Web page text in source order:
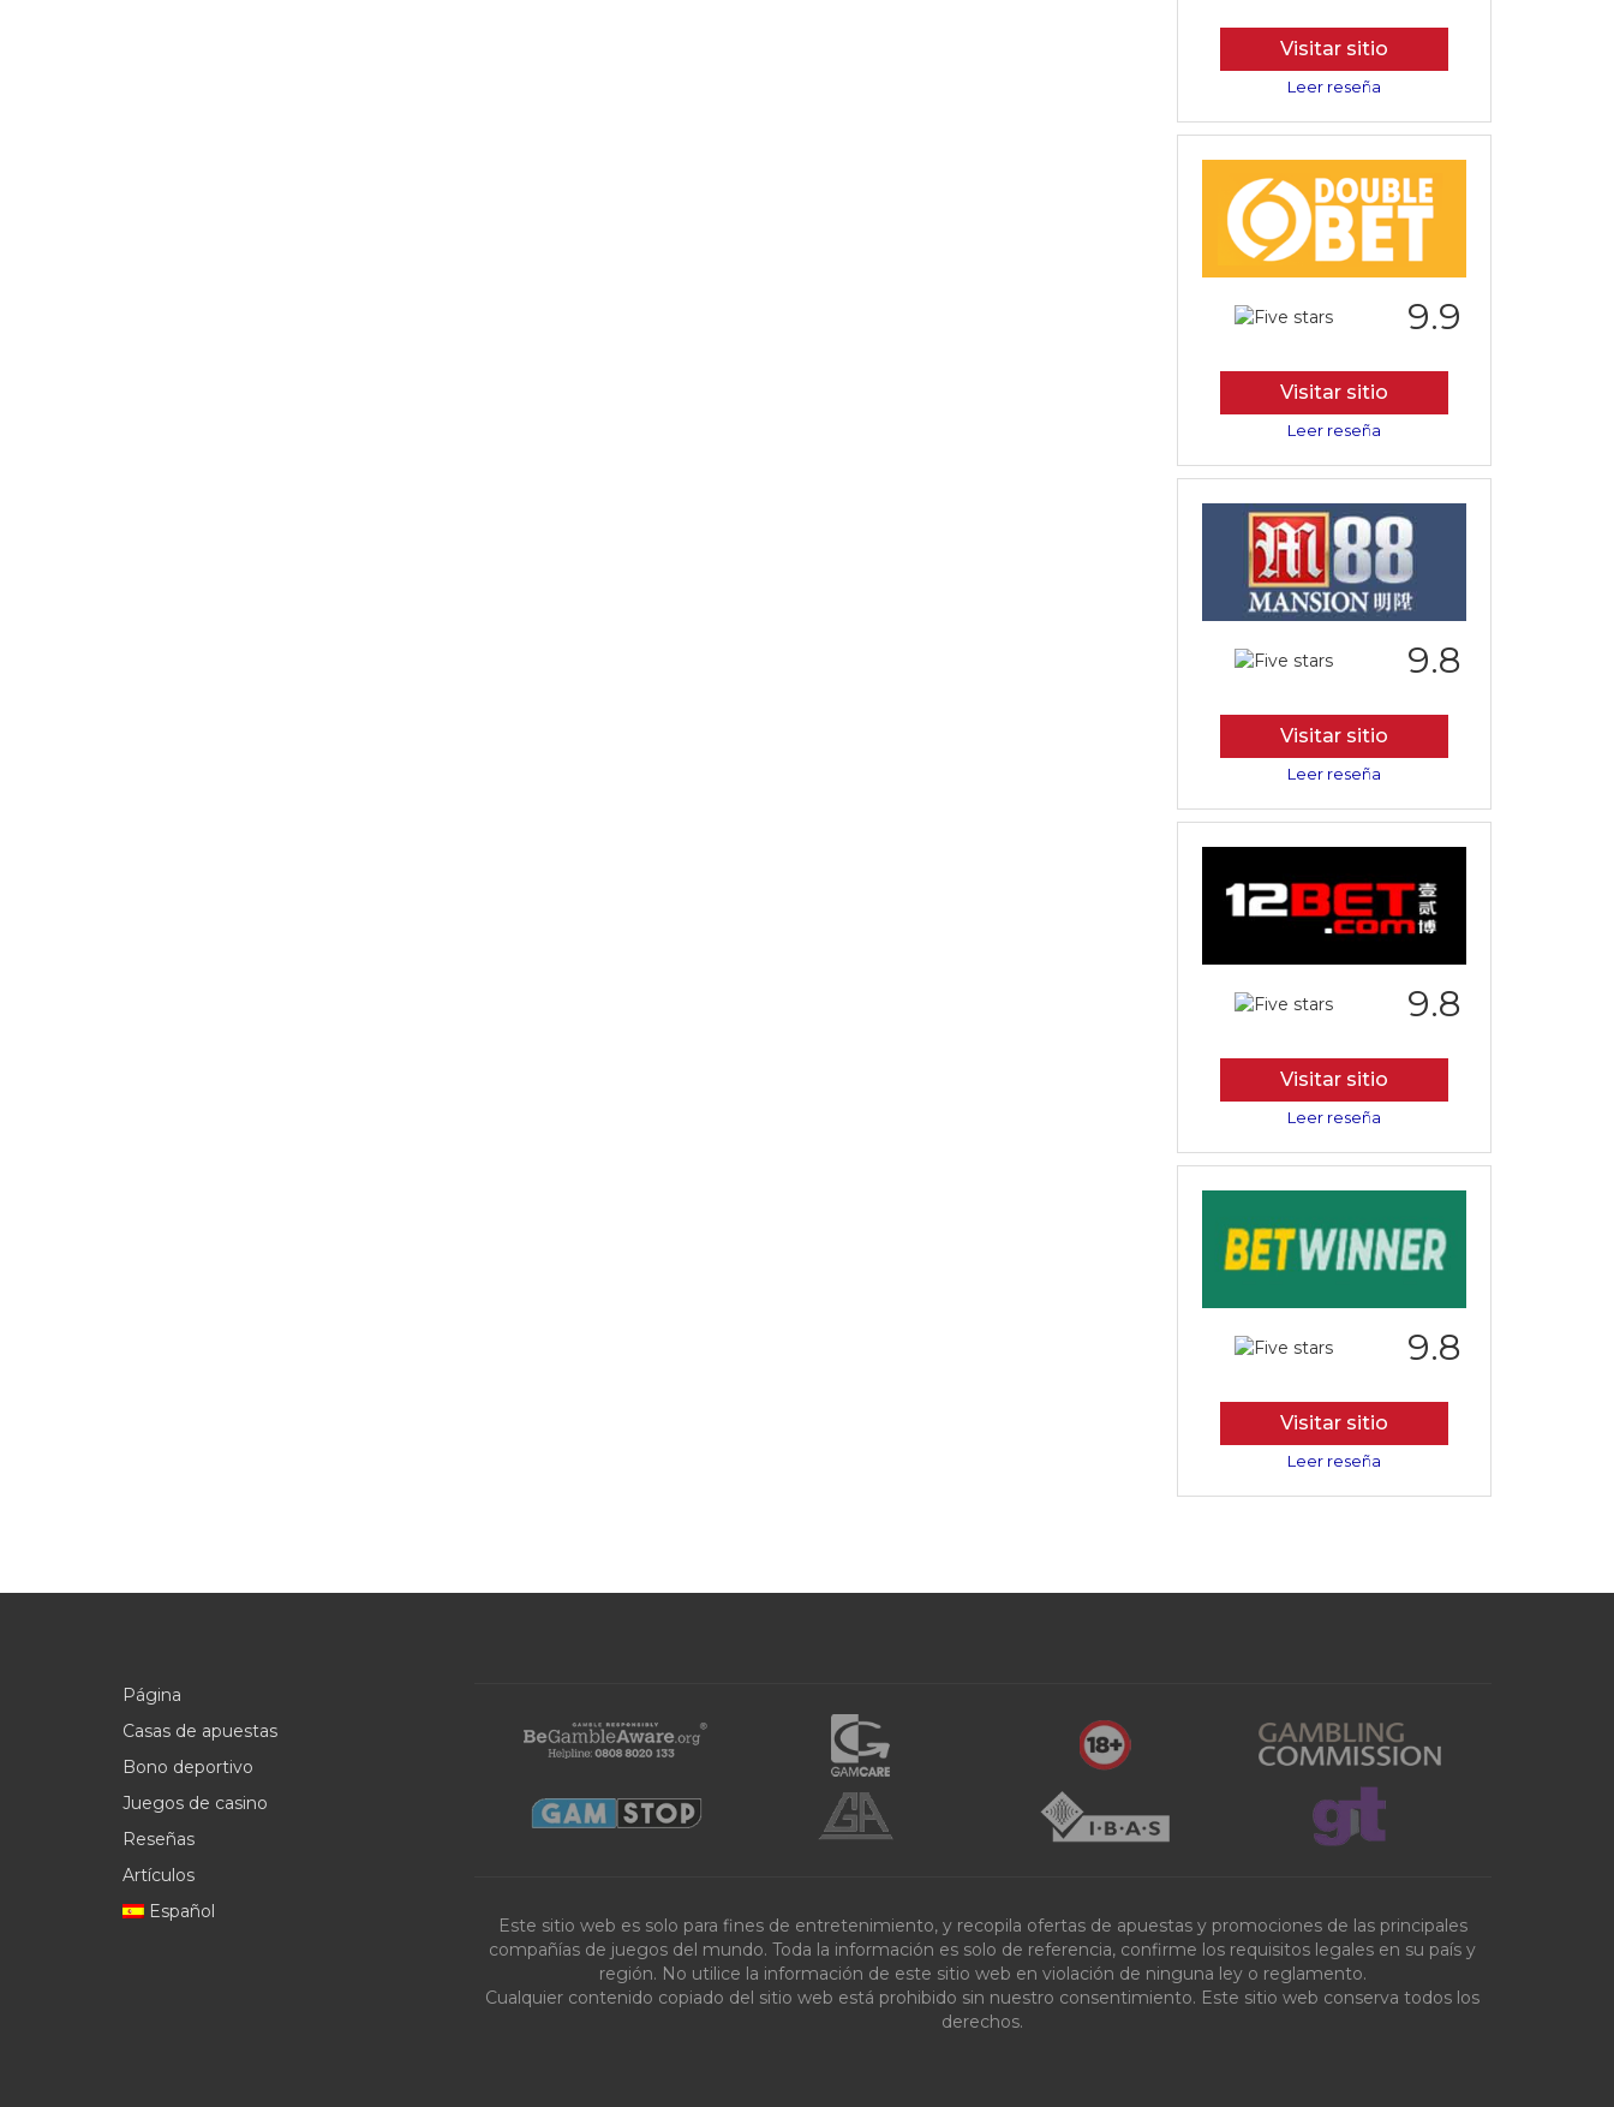
Visitar sitio
Leer reseña
9.9
Visitar sitio
Leer reseña
9.8
Visitar sitio
Leer reseña
9.8
Visitar sitio
Leer reseña
9.8
Visitar sitio
Leer reseña
Página
Casas de apuestas
Bono deportivo
Juegos de casino
Reseñas
Artículos
Español
Este sitio web es solo para fines de entretenimiento, y recopila ofertas de apuestas y promociones de las principales
compañías de juegos del mundo. Toda la información es solo de referencia, confirme los requisitos legales en su país y
región. No utilice la información de este sitio web en violación de ninguna ley o reglamento.
Cualquier contenido copiado del sitio web está prohibido sin nuestro consentimiento. Este sitio web conserva todos los
derechos.